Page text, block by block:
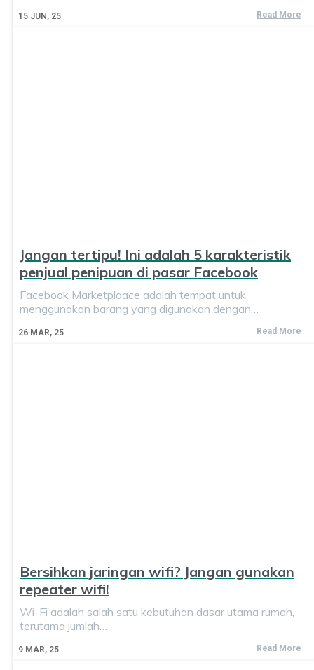
15 JUN, 25 Read More
Jangan tertipu! Ini adalah 5 karakteristik
penjual penipuan di pasar Facebook
26 MAR, 25
Facebook Marketplaace adalah tempat untuk
menggunakan barang yang digunakan dengan…
Read More
Bersihkan jaringan wifi? Jangan gunakan
repeater wifi!
9 MAR, 25
Wi-Fi adalah salah satu kebutuhan dasar utama rumah,
terutama jumlah…
Read More